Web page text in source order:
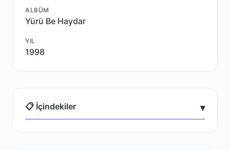
ALBÜM
Yürü Be Haydar
YIL
1998
📋 İçindekiler ▾